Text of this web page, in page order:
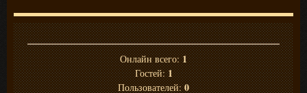
Онлайн всего:1
Гостей:1
Пользователей:0